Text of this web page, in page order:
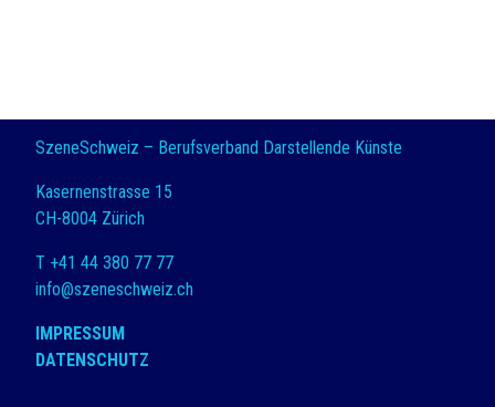
SzeneSchweiz – Berufsverband Darstellende Künste
Kasernenstrasse 15
CH-8004 Zürich
T +41 44 380 77 77
info@szeneschweiz.ch
IMPRESSUM
DATENSCHUTZ